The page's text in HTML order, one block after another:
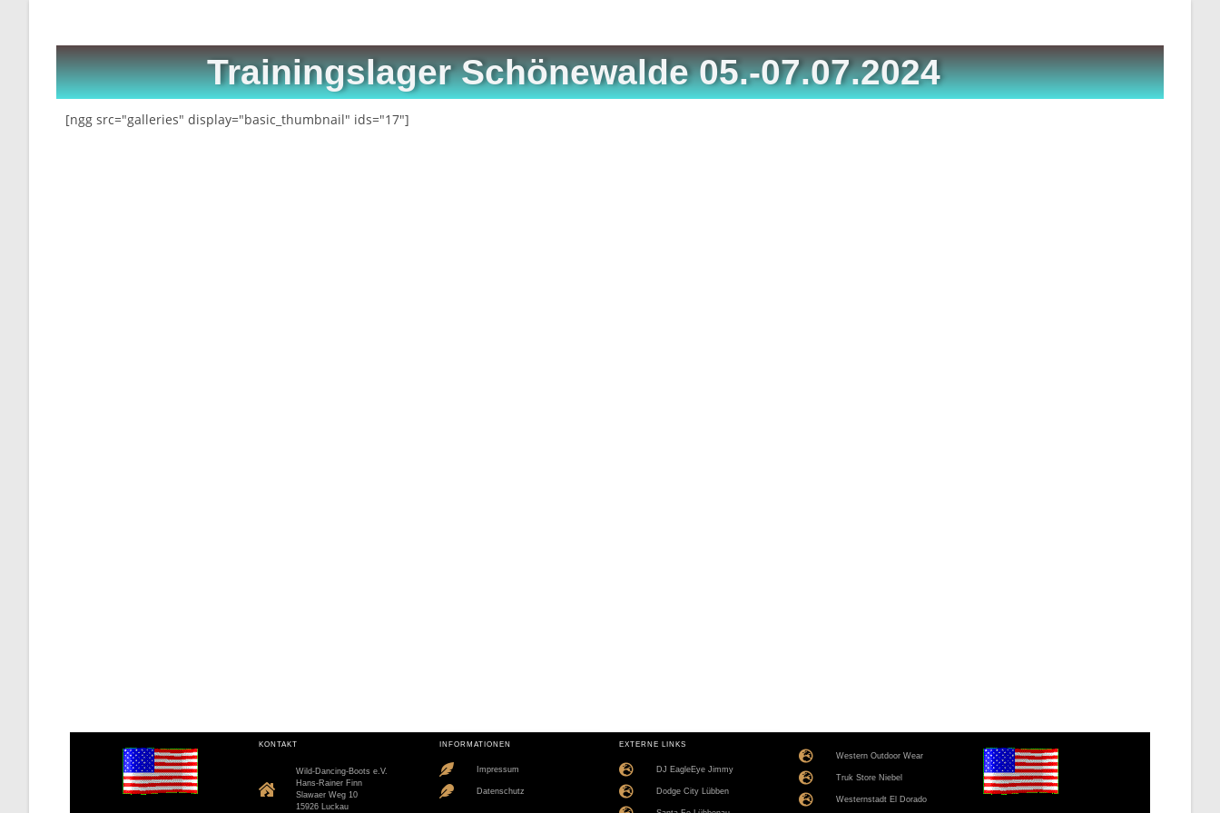
Trainingslager Schönewalde 05.-07.07.2024
[ngg src="galleries" display="basic_thumbnail" ids="17"]
KONTAKT
Wild-Dancing-Boots e.V.
Hans-Rainer Finn
Slawaer Weg 10
15926 Luckau
INFORMATIONEN
Impressum
Datenschutz
EXTERNE LINKS
DJ EagleEye Jimmy
Dodge City Lübben
Western Outdoor Wear
Truk Store Niebel
Westernstadt El Dorado